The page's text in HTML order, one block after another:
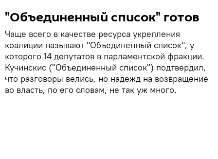
"Объединенный список" готов
Чаще всего в качестве ресурса укрепления
коалиции называют "Объединенный список", у
которого 14 депутатов в парламентской фракции.
Кучинскис ("Объединенный список") подтвердил,
что разговоры велись, но надежд на возвращение
во власть, по его словам, не так уж много.